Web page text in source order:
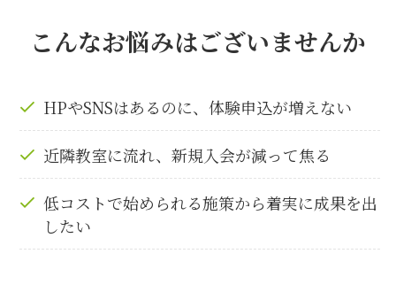
こんなお悩みはございませんか
HPやSNSはあるのに、体験申込が増えない
近隣教室に流れ、新規入会が減って焦る
低コストで始められる施策から着実に成果を出
したい